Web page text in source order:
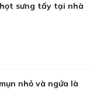
sưng tấy tại nhà
nhỏ và ngứa là